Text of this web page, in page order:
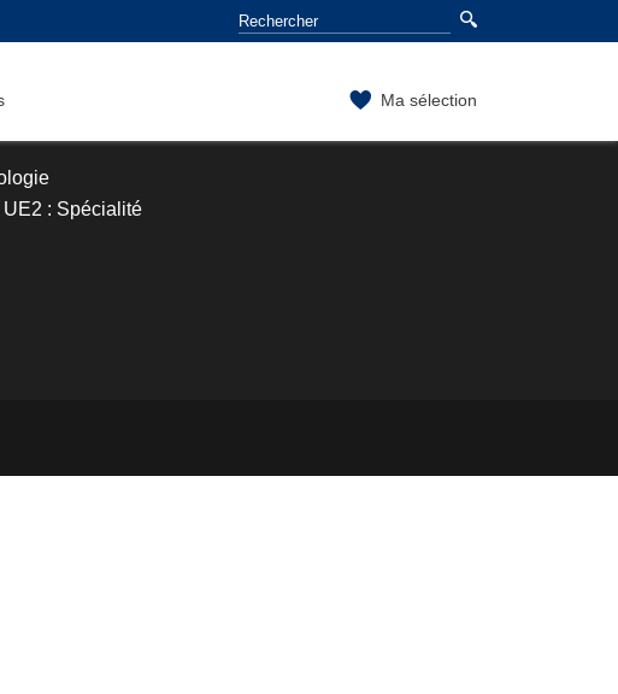
Ma sélection
UE2 : Spécialité